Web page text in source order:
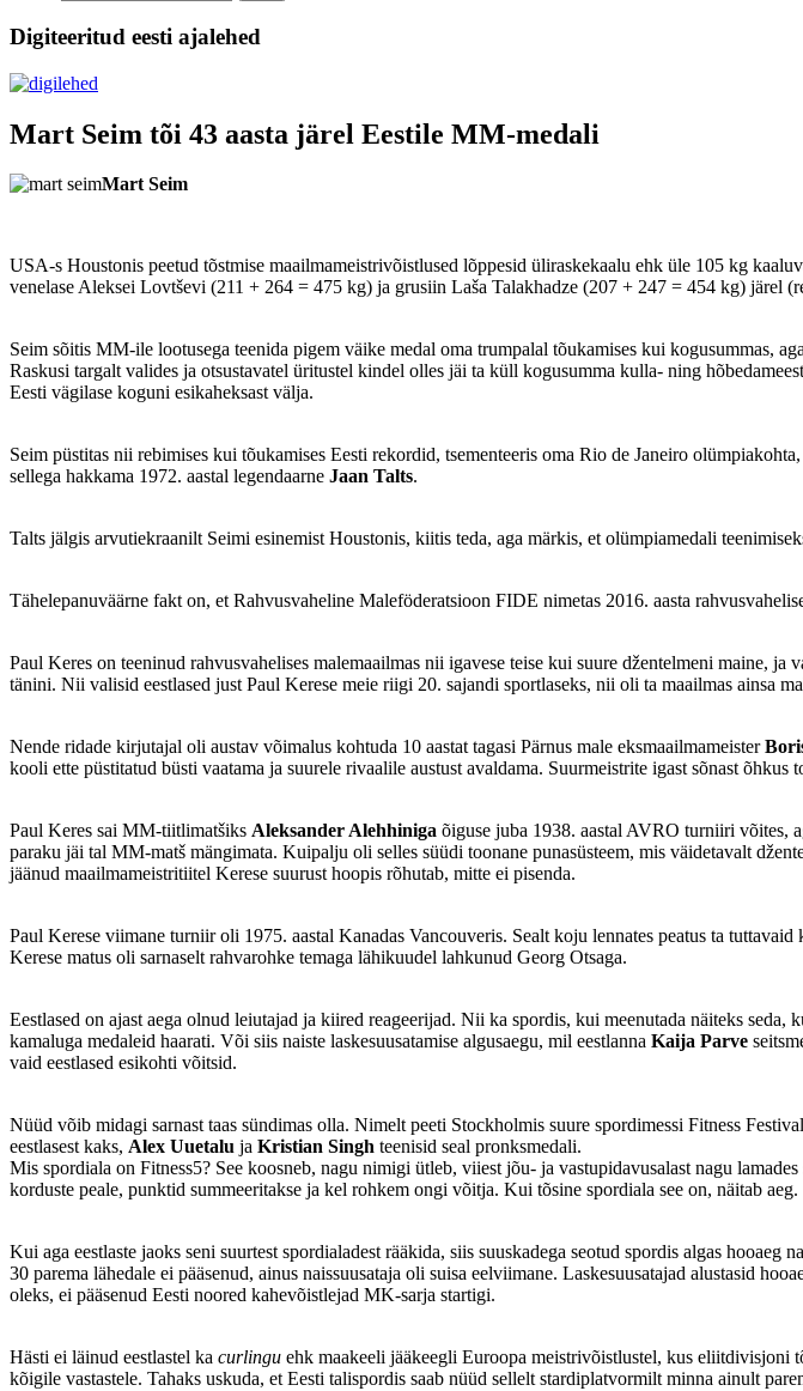
Digiteeritud eesti ajalehed
Mart Seim tõi 43 aasta järel Eestile MM-medali
Mart Seim
USA-s Houstonis peetud tõstmise maailmameistrivõistlused lõppesid üliraskekaalu ehk üle 105 kg
venelase Aleksei Lovtševi (211 + 264 = 475 kg) ja grusiin Laša Talakhadze (207 + 247 = 454 kg) järel
Seim sõitis MM-ile lootusega teenida pigem väike medal oma trumpalal tõukamises kui kogusummas,
Raskusi targalt valides ja otsustavatel üritustel kindel olles jäi ta küll kogusumma kulla- ning
Eesti vägilase koguni esikaheksast välja.
Seim püstitas nii rebimises kui tõukamises Eesti rekordid, tsementeeris oma Rio de Janeiro
sellega hakkama 1972. aastal legendaarne Jaan Talts.
Talts jälgis arvutiekraanilt Seimi esinemist Houstonis, kiitis teda, aga märkis, et olümpiamedali
Tähelepanuväärne fakt on, et Rahvusvaheline Maleföderatsioon FIDE nimetas 2016. aasta
Paul Keres on teeninud rahvusvahelises malemaailmas nii igavese teise kui suure džentelmeni maine, ja
tänini. Nii valisid eestlased just Paul Kerese meie riigi 20. sajandi sportlaseks, nii oli ta maailmas ainsa
Nende ridade kirjutajal oli austav võimalus kohtuda 10 aastat tagasi Pärnus male eksmaailmameister
kooli ette püstitatud büsti vaatama ja suurele rivaalile austust avaldama. Suurmeistrite igast sõnast õhkus
Paul Keres sai MM-tiitlimatšiks Aleksander Alehhiniga õiguse juba 1938. aastal AVRO turniiri võites,
paraku jäi tal MM-matš mängimata. Kuipalju oli selles süüdi toonane punasüsteem, mis väidetavalt
jäänud maailmameistritiitel Kerese suurust hoopis rõhutab, mitte ei pisenda.
Paul Kerese viimane turniir oli 1975. aastal Kanadas Vancouveris. Sealt koju lennates peatus ta
Kerese matus oli sarnaselt rahvarohke temaga lähikuudel lahkunud Georg Otsaga.
Eestlased on ajast aega olnud leiutajad ja kiired reageerijad. Nii ka spordis, kui meenutada näiteks
kamaluga medaleid haarati. Või siis naiste laskesuusatamise algusaegu, mil eestlanna Kaija Parve
vaid eestlased esikohti võitsid.
Nüüd võib midagi sarnast taas sündimas olla. Nimelt peeti Stockholmis suure spordimessi Fitness
eestlasest kaks, Alex Uuetalu ja Kristian Singh teenisid seal pronksmedali.
Mis spordiala on Fitness5? See koosneb, nagu nimigi ütleb, viiest jõu- ja vastupidavusalast nagu
korduste peale, punktid summeeritakse ja kel rohkem ongi võitja. Kui tõsine spordiala see on, näitab aeg.
Kui aga eestlaste jaoks seni suurtest spordialadest rääkida, siis suuskadega seotud spordis algas
30 parema lähedale ei pääsenud, ainus naissuusataja oli suisa eelviimane. Laskesuusatajad alustasid
oleks, ei pääsenud Eesti noored kahevõistlejad MK-sarja startigi.
Hästi ei läinud eestlastel ka curlingu ehk maakeeli jääkeegli Euroopa meistrivõistlustel, kus eliitdivisjoni
kõigile vastastele. Tahaks uskuda, et Eesti talispordis saab nüüd sellelt stardiplatvormilt minna ainult